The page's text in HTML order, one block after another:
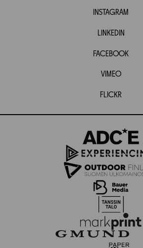
INSTAGRAM
LINKEDIN
FACEBOOK
VIMEO
FLICKR